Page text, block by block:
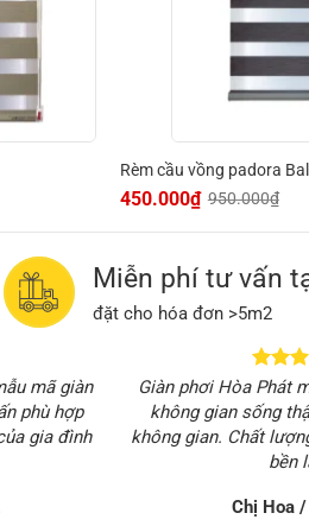
Rèm cầu vồng padora
950.000₫
Giá
là:
450.000₫
Giá
tại
450.000₫.
Miễn phí tư vấn
đặt cho hóa đơn >5m2
mã giàn
phù hợp
gia đình
Giàn phơi Hòa Phát
không gian sống
không gian. Chất
bền
Chị Hoa /